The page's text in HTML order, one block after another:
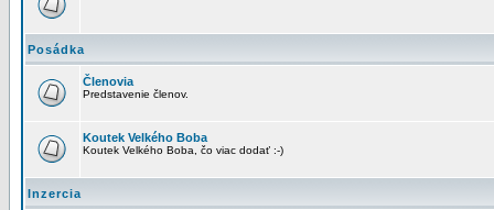
Posádka
Členovia
Predstavenie členov.
Koutek Velkého Boba
Koutek Velkého Boba, čo viac dodať :-)
Inzercia